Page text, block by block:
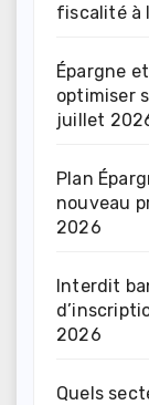
fiscalité à
Épargne
optimiser
juillet
Plan
nouveau
2026
Interdit
2026
Quels